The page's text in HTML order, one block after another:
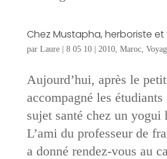
Chez Mustapha, herboriste et
par Laure| 8 05 10| 2010, Maroc,
Aujourd’hui, après le
accompagné les étudiants
sujet santé chez un yogui
L’ami du professeur de
a donné rendez-vous au